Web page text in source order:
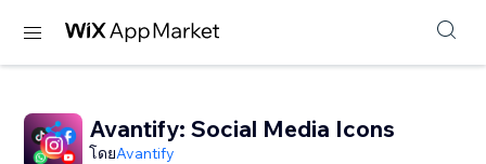
Avantify: Social Media Icons
โดยAvantify